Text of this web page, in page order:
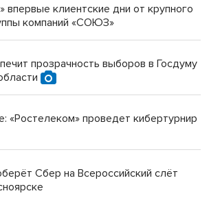
с женой вошли в топ-16
впервые клиентские дни от крупного
компаний «СОЮЗ»
прозрачность выборов в Госдуму
«Ростелеком» проведет кибертурнир
Сбер на Всероссийский слёт